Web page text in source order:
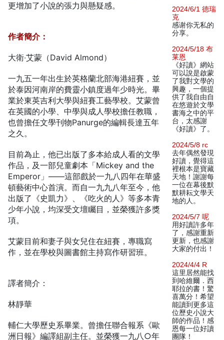
更增加了小說的張力與懸疑感。
作者簡介：
大衛‧艾蒙（David Almond）
一九五一年出生於英格蘭北部海港紐賽，並
於泰因河南岸的費靈小鎮度過年少時光。畢
業於東英吉利大學與紐賽工藝學校。艾蒙曾
在英國的小學、中學與成人學校擔任教職，
也曾擔任文學刊物Panurge的編輯長達五年
之久。
目前為止，他已出版了多本給成人看的文學
作品，及一部兒童劇本「Mickey and the
Emperor」——這部戲於一九八四年在華盛
頓藝術中心首演。而自一九九八年至今，他
出版了《史凱力》、《吃火的人》等多本青
少年小說，均深受文壇矚目，並榮獲許多獎
項。
艾蒙目前和妻子與女兒住在紐賽，專職寫
作，並在學校與圖書館主持寫作研習班。
譯者簡介：
林靜華
輔仁大學歷史系畢業。曾擔任聯合報系《歐
洲日報》編譯組副主任。並榮獲一九八○年
2024/6/1 德瑞
克
感谢你无私的
分享。
2024/5/18 布
莱恩
《好讀》網站
可以說是啟蒙
了我對文學的
興趣，一個提
供了我自由自
在悠遊於文學
書海之中的平
台，太感謝
《好讀》了。
2024/5/8 rc
去年偶然發現
好讀，覺得這
裡根本是寶藏
天地！謝謝每
一位在幕後默
默耕耘文學天
地的人。
2024/5/7 呢
用好讀許多年
了，感謝重新
更新，也感謝
大家的付出！
2024/4/4 R
這里居然能找
到哈維爾．西
耶拉的書！驚
喜萬分！希望
能讀到更多這
位歷史小說大
師的作品！感
恩每一位好讀
團隊！